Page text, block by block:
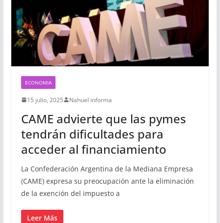
ECONOMIA
15 julio, 2025 Nahuel informa
CAME advierte que las pymes
tendrán dificultades para
acceder al financiamiento
La Confederación Argentina de la Mediana Empresa
(CAME) expresa su preocupación ante la eliminación
de la exención del impuesto a
Leer Más